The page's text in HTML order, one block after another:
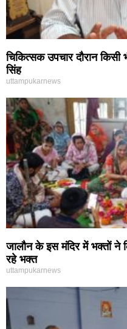
चिकित्सक उपचार दौरान
सिंह
uttampukarnews
जालौन के इस मंदिर में भक्तों ने
रहे भक्त
uttampukarnews